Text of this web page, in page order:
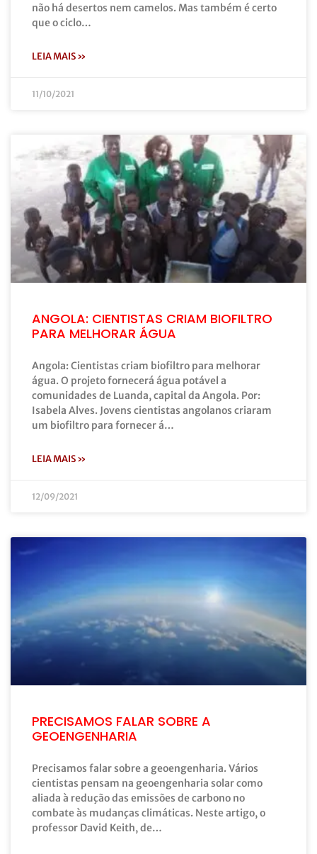
não há desertos nem camelos. Mas também é certo
que o ciclo…
LEIA MAIS »
11/10/2021
ANGOLA: CIENTISTAS CRIAM BIOFILTRO
PARA MELHORAR ÁGUA
Angola: Cientistas criam biofiltro para melhorar
água. O projeto fornecerá água potável a
comunidades de Luanda, capital da Angola. Por:
Isabela Alves. Jovens cientistas angolanos criaram
um biofiltro para fornecer á…
LEIA MAIS »
12/09/2021
PRECISAMOS FALAR SOBRE A
GEOENGENHARIA
Precisamos falar sobre a geoengenharia. Vários
cientistas pensam na geoengenharia solar como
aliada à redução das emissões de carbono no
combate às mudanças climáticas. Neste artigo, o
professor David Keith, de…